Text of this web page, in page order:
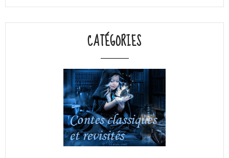
CATÉGORIES